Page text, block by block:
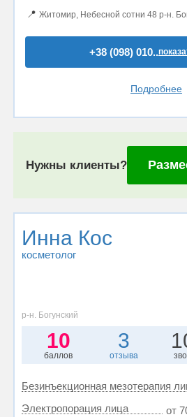
📍 Житомир, Небесной сотни 48 р-н.
+38 (098) 010..
Подробнее
Нужны клиенты?
Инна Кос
косметолог
р-н. Богунский
10
баллов
3
отзыва
Безинъекционная мезотерапия
Электропорация лица
от